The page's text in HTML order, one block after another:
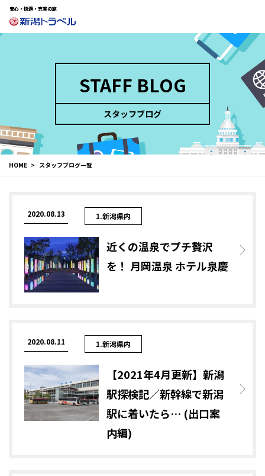
安心・快適・充実の旅
STAFF BLOG
スタッフブログ
HOME スタッフブログ一覧
2020.08.13 1.新潟県内
近くの温泉でプチ贅沢
を！ 月岡温泉 ホテル泉慶
2020.08.11 1.新潟県内
【2021年4月更新】新潟
駅探検記／新幹線で新潟
駅に着いたら… (出口案
内編)